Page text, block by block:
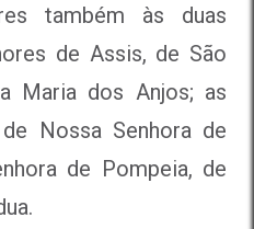
também às duas
de Assis, de São
Maria dos Anjos; as
Nossa Senhora de
de Pompeia, de